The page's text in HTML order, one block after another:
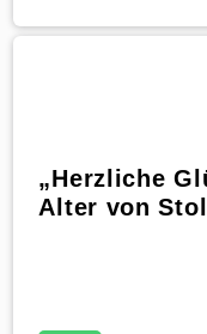
„Herzliche
Alter von